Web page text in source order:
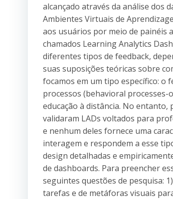
alcançado através da análise dos
Ambientes Virtuais de
aos usuários por meio de painéis
chamados Learning Analytics
diferentes tipos de feedback,
suas suposições teóricas sobre
focamos em um tipo específico: o
processos (behavioral
educação à distância. No
validaram LADs voltados para
e nenhum deles fornece uma
interagem e respondem a esse
design detalhadas e
de dashboards. Para preencher
seguintes questões de pesquisa:
tarefas e de metáforas visuais